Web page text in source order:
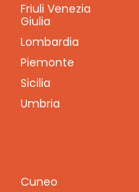
Friuli Venezia
Giulia
Lombardia
Piemonte
Sicilia
Umbria
Cuneo